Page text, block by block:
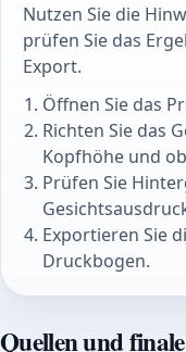
Nutzen Sie die
prüfen Sie das
Export.
Öffnen Sie das
Richten Sie das
Kopfhöhe und
Prüfen Sie
Exportieren Sie
Druckbogen.
Quellen und